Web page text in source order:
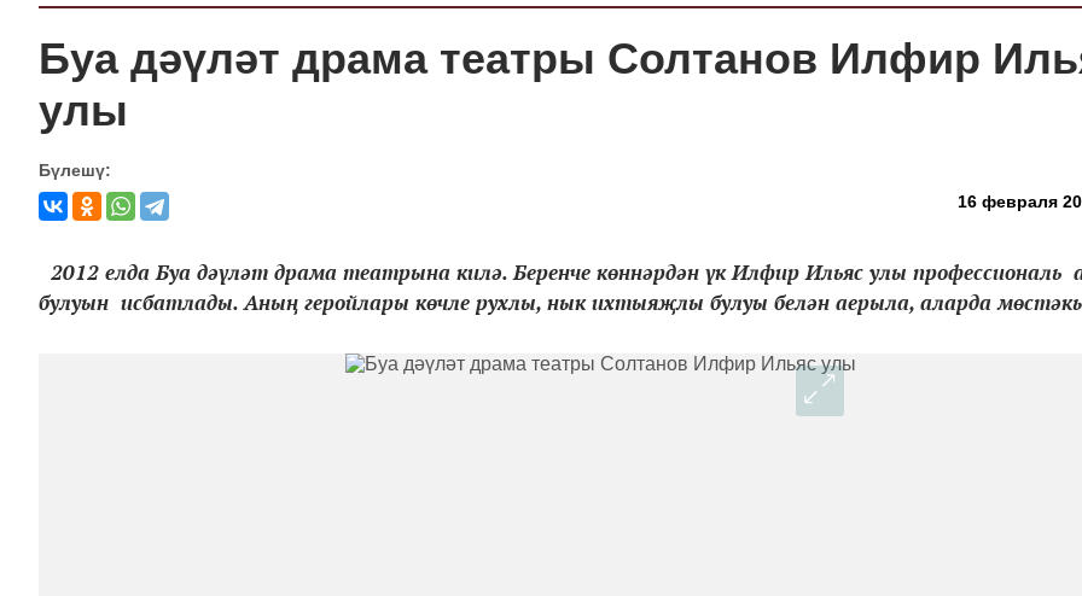
Буа дәүләт драма театры Солтанов Илфир
улы
Бүлешү:
16 февраля
2012 елда Буа дәүләт драма театрына килә. Беренче көннәрдән үк Илфир Ильяс улы профессиональ
булуын исбатлады. Аның геройлары көчле рухлы, нык ихтыяҗлы булуы белән аерыла, аларда